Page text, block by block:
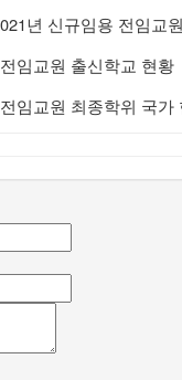
년 신규임용 전임교
임교원 출신학교 현황
임교원 최종학위 국가